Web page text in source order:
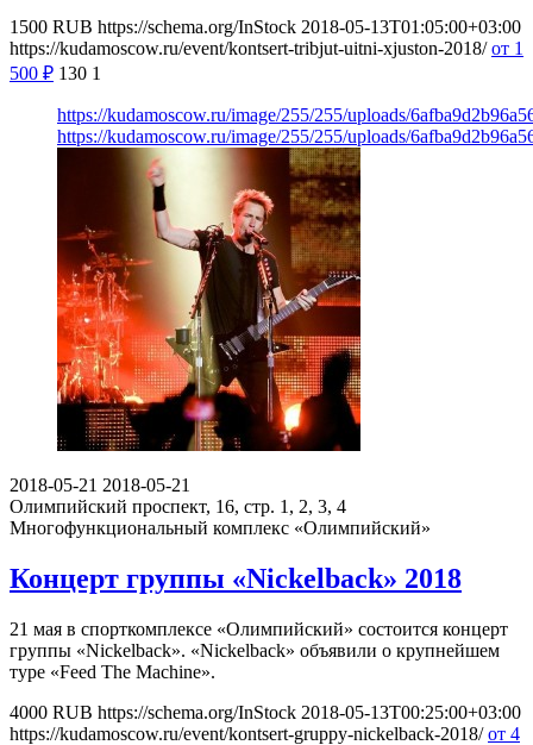
1500 RUB https://schema.org/InStock 2018-05-13T01:05:00+03:00
https://kudamoscow.ru/event/kontsert-tribjut-uitni-xjuston-2018/ от 1
500 ₽ 130 1
https://kudamoscow.ru/image/255/255/uploads/
https://kudamoscow.ru/image/255/255/uploads/
2018-05-21 2018-05-21
Олимпийский проспект, 16, стр. 1, 2, 3, 4
Многофункциональный комплекс «Олимпийский»
Концерт группы «Nickelback» 2018
21 мая в спорткомплексе «Олимпийский» состоится концерт
группы «Nickelback». «Nickelback» объявили о крупнейшем
туре «Feed The Machine».
4000 RUB https://schema.org/InStock 2018-05-13T00:25:00+03:00
https://kudamoscow.ru/event/kontsert-gruppy-nickelback-2018/ от 4